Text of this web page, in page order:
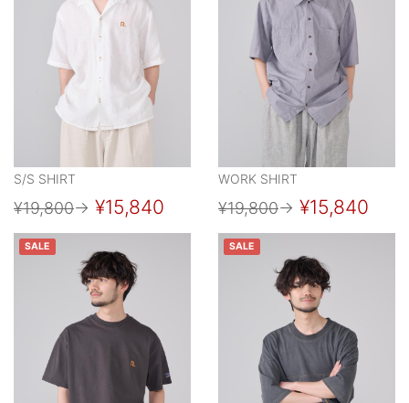
S/S SHIRT
¥19,800→ ¥15,840
WORK SHIRT
¥19,800→ ¥15,840
SALE SALE